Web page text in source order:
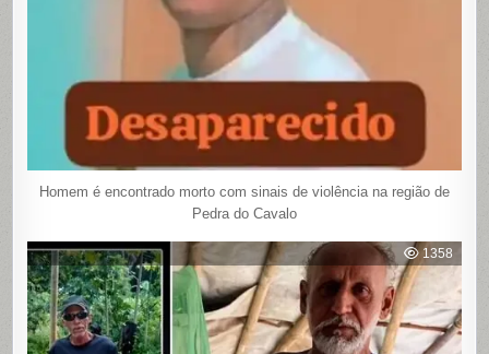
Homem é encontrado morto com sinais de violência na região de
Pedra do Cavalo
1358